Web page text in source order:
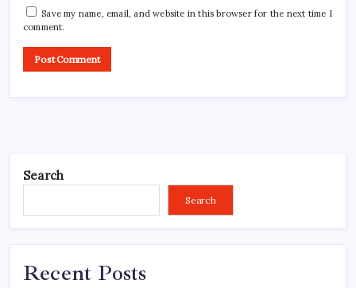
Save my name, email, and website in this browser for the next time I
comment.
Search
Search
Recent Posts